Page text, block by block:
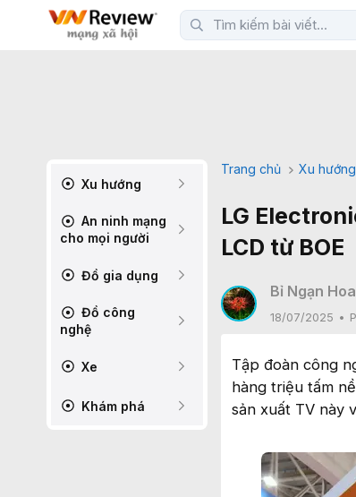
Xu hướng
An ninh mạng
cho mọi người
Đồ gia dụng
Đồ công
nghệ
Xe
Khám phá
Trang chủ Xu hướng
LG
LCD từ BOE
Bỉ Ngạn Hoa
18/07/2025
Tập đoàn công
hàng triệu tấm
sản xuất TV này